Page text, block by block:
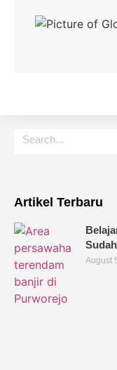
Artikel Terbaru
August